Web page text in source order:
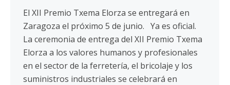
El XII Premio Txema Elorza se entregará en
Zaragoza el próximo 5 de junio. Ya es oficial.
La ceremonia de entrega del XII Premio Txema
Elorza a los valores humanos y profesionales
en el sector de la ferretería, el bricolaje y los
suministros industriales se celebrará en